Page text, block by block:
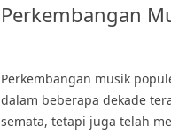
Perkembangan
Perkembangan musik
dalam beberapa dekade
semata, tetapi juga telah